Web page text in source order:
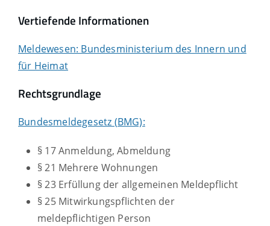
Vertiefende Informationen
Meldewesen: Bundesministerium des Innern und
für Heimat
Rechtsgrundlage
Bundesmeldegesetz (BMG):
§ 17 Anmeldung, Abmeldung
§ 21 Mehrere Wohnungen
§ 23 Erfüllung der allgemeinen Meldepflicht
§ 25 Mitwirkungspflichten der
meldepflichtigen Person